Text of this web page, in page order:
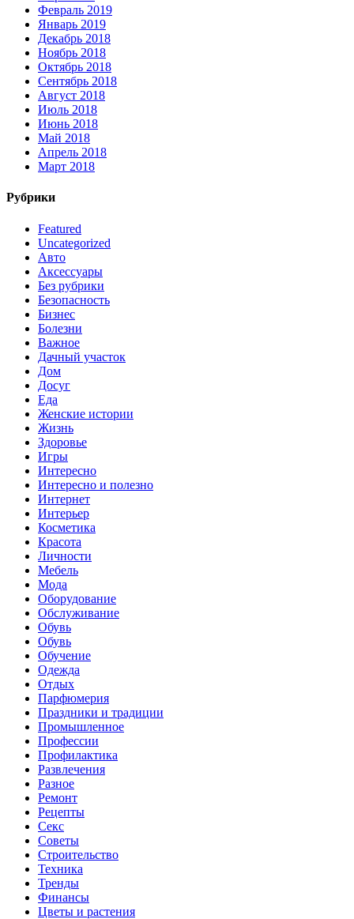
Февраль 2019
Январь 2019
Декабрь 2018
Ноябрь 2018
Октябрь 2018
Сентябрь 2018
Август 2018
Июль 2018
Июнь 2018
Май 2018
Апрель 2018
Март 2018
Рубрики
Featured
Uncategorized
Авто
Аксессуары
Без рубрики
Безопасность
Бизнес
Болезни
Важное
Дачный участок
Дом
Досуг
Еда
Женские истории
Жизнь
Здоровье
Игры
Интересно
Интересно и полезно
Интернет
Интерьер
Косметика
Красота
Личности
Мебель
Мода
Оборудование
Обслуживание
Обувь
Обувь
Обучение
Одежда
Отдых
Парфюмерия
Праздники и традиции
Промышленное
Профессии
Профилактика
Развлечения
Разное
Ремонт
Рецепты
Секс
Советы
Строительство
Техника
Тренды
Финансы
Цветы и растения